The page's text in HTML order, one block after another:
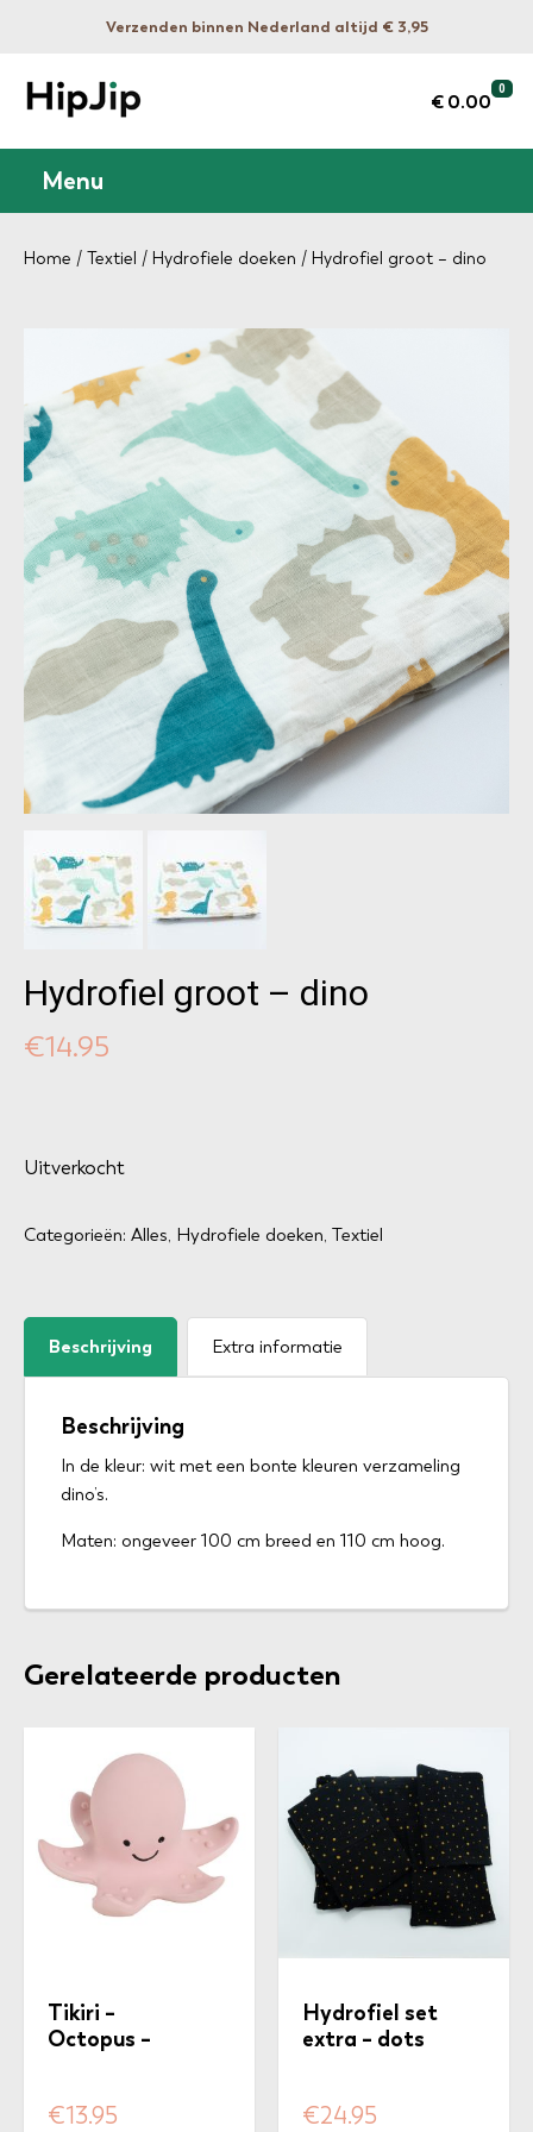
Verzenden binnen Nederland altijd € 3,95
€ 0.00
0
Menu
Home / Textiel / Hydrofiele doeken / Hydrofiel groot – dino
Hydrofiel groot – dino
€14.95
Uitverkocht
Categorieën: Alles, Hydrofiele doeken, Textiel
Beschrijving Extra informatie
Beschrijving
In de kleur: wit met een bonte kleuren verzameling
dino’s.
Maten: ongeveer 100 cm breed en 110 cm hoog.
Gerelateerde producten
Tikiri –
Octopus –
€13.95
Hydrofiel set
extra – dots
€24.95